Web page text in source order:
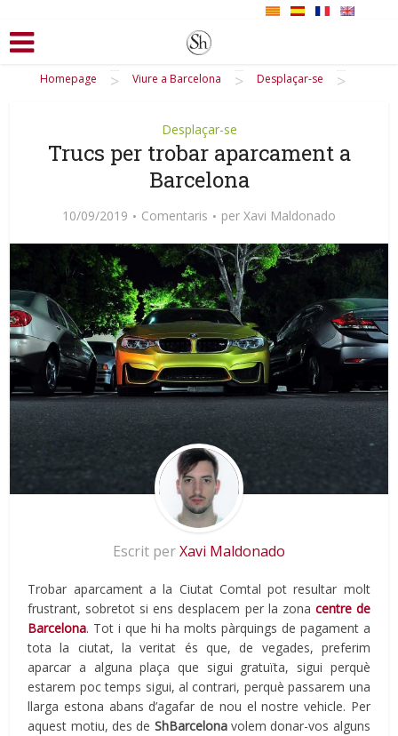
Homepage > Viure a Barcelona > Desplaçar-se >
Desplaçar-se
Trucs per trobar aparcament a
Barcelona
10/09/2019 Comentaris per Xavi Maldonado
Escrit perXavi Maldonado
Trobar aparcament a la Ciutat Comtal pot resultar molt
frustrant, sobretot si ens desplacem per la zona centre de
Barcelona. Tot i que hi ha molts pàrquings de pagament a
tota la ciutat, la veritat és que, de vegades, preferim
aparcar a alguna plaça que sigui gratuïta, sigui perquè
estarem poc temps sigui, al contrari, perquè passarem una
llarga estona abans d’agafar de nou el nostre vehicle. Per
aquest motiu, des de ShBarcelonavolem donar-vos alguns